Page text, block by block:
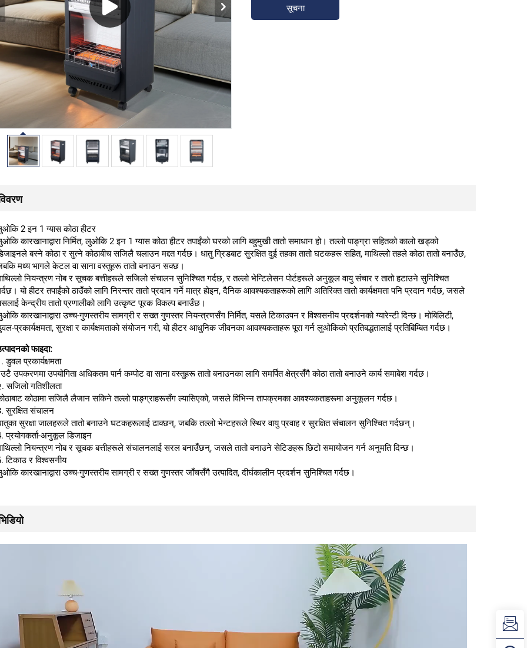
सूचना
2 इन 1 ग्यास कोठा हीटर
कारखानाद्वारा निर्मित, लुओकि 2 इन 1 ग्यास कोठा हीटर तपाईंको घरको लागि बहुमुखी तातो समाधान हो। तल्लो पाङ्ग्रा सहितको कालो खड्को
बस्ने कोठा र सुत्ने कोठाबीच सजिलै चलाउन मद्दत गर्दछ। धातु ग्रिडबाट सुरक्षित दुई तहका तातो घटकहरू सहित, माथिल्लो तहले कोठा तातो बनाउँछ,
मध्य भागले केटल वा साना वस्तुहरू तातो बनाउन सक्छ।
नियन्त्रण नोब र सूचक बत्तीहरूले सजिलो संचालन सुनिश्चित गर्दछ, र तल्लो भेन्टिलेसन पोर्टहरूले अनुकूल वायु संचार र तातो हटाउने सुनिश्चित
यो हीटर तपाईंको ठाउँको लागि निरन्तर तातो प्रदान गर्ने मात्र होइन, दैनिक आवश्यकताहरूको लागि अतिरिक्त तातो कार्यक्षमता पनि प्रदान गर्दछ, जसले
केन्द्रीय तातो प्रणालीको लागि उत्कृष्ट पूरक विकल्प बनाउँछ।
कारखानाद्वारा उच्च-गुणस्तरीय सामग्री र सख्त गुणस्तर नियन्त्रणसँग निर्मित, यसले टिकाउपन र विश्वसनीय प्रदर्शनको ग्यारेन्टी दिन्छ। मोबिलिटी,
प्रकार्यक्षमता, सुरक्षा र कार्यक्षमताको संयोजन गरी, यो हीटर आधुनिक जीवनका आवश्यकताहरू पूरा गर्न लुओकिको प्रतिबद्धतालाई प्रतिबिम्बित गर्दछ।
फाइदा:
डुवल प्रकार्यक्षमता
उपकरणमा उपयोगिता अधिकतम पार्न कम्पोट वा साना वस्तुहरू तातो बनाउनका लागि समर्पित क्षेत्रसँगै कोठा तातो बनाउने कार्य समाबेश गर्दछ।
सजिलो गतिशीलता
कोठामा सजिलै लैजान सकिने तल्लो पाङ्ग्राहरूसँग ल्यासिएको, जसले विभिन्न तापक्रमका आवश्यकताहरूमा अनुकूलन गर्दछ।
सुरक्षित संचालन
सुरक्षा जालहरूले तातो बनाउने घटकहरूलाई ढाक्छन्, जबकि तल्लो भेन्टहरूले स्थिर वायु प्रवाह र सुरक्षित संचालन सुनिश्चित गर्दछन्।
प्रयोगकर्ता-अनुकूल डिजाइन
नियन्त्रण नोब र सूचक बत्तीहरूले संचालनलाई सरल बनाउँछन्, जसले तातो बनाउने सेटिङहरू छिटो समायोजन गर्न अनुमति दिन्छ।
टिकाउ र विश्वसनीय
कारखानाद्वारा उच्च-गुणस्तरीय सामग्री र सख्त गुणस्तर जाँचसँगै उत्पादित, दीर्घकालीन प्रदर्शन सुनिश्चित गर्दछ।